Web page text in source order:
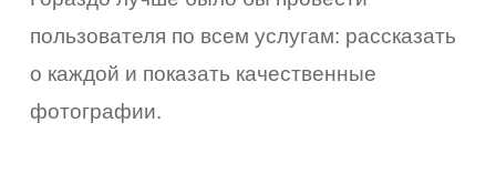
пользователя по всем услугам: рассказать
о каждой и показать качественные
фотографии.